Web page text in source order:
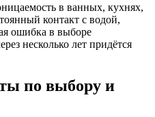
в ванных, кухнях,
контакт с водой,
ошибка в выборе
несколько лет придётся
по выбору и